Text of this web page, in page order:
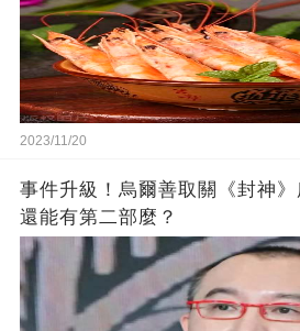
2023/11/20
事件升級！烏爾善取關《封神》
還能有第二部麼？